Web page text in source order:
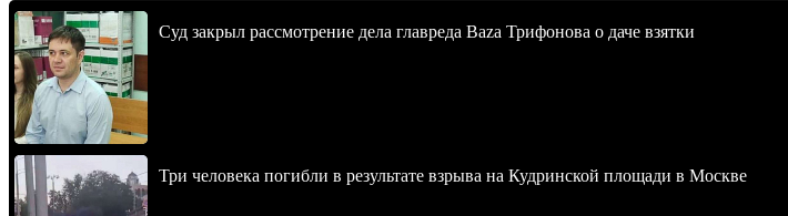
Суд закрыл рассмотрение дела главреда Baza Трифонова о даче взятки
Три человека погибли в результате взрыва на Кудринской площади в Москве